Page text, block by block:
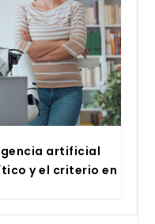
arti­fi­cial
y el cri­te­rio en